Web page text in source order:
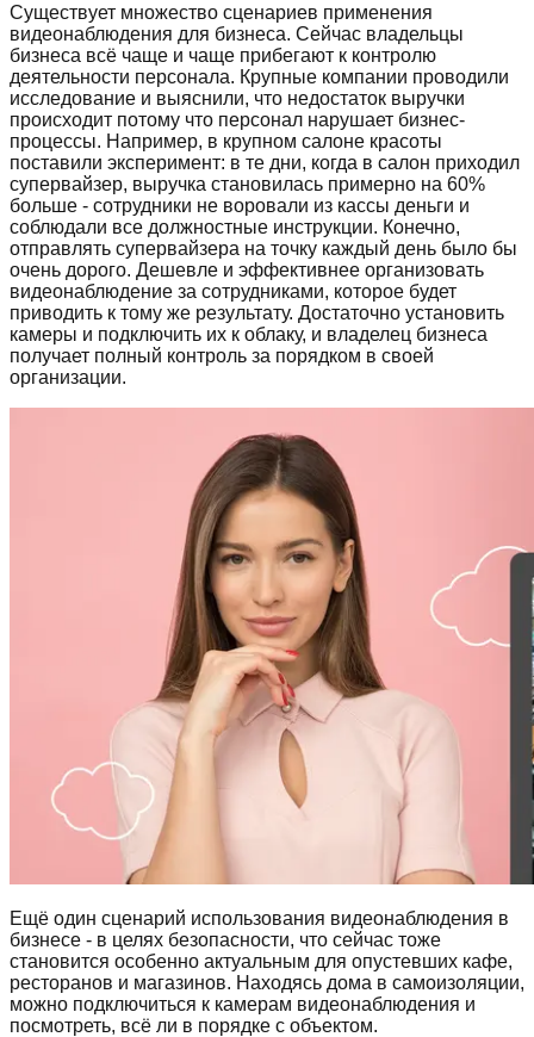
Существует множество сценариев применения
видеонаблюдения для бизнеса. Сейчас владельцы
бизнеса всё чаще и чаще прибегают к контролю
деятельности персонала. Крупные компании проводили
исследование и выяснили, что недостаток выручки
происходит потому что персонал нарушает бизнес-
процессы. Например, в крупном салоне красоты
поставили эксперимент: в те дни, когда в салон приходил
супервайзер, выручка становилась примерно на 60%
больше - сотрудники не воровали из кассы деньги и
соблюдали все должностные инструкции. Конечно,
отправлять супервайзера на точку каждый день было бы
очень дорого. Дешевле и эффективнее организовать
видеонаблюдение за сотрудниками, которое будет
приводить к тому же результату. Достаточно установить
камеры и подключить их к облаку, и владелец бизнеса
получает полный контроль за порядком в своей
организации.
Ещё один сценарий использования видеонаблюдения в
бизнесе - в целях безопасности, что сейчас тоже
становится особенно актуальным для опустевших кафе,
ресторанов и магазинов. Находясь дома в самоизоляции,
можно подключиться к камерам видеонаблюдения и
посмотреть, всё ли в порядке с объектом.